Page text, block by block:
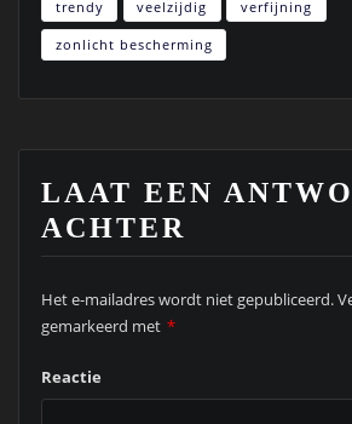
trendy veelzijdig verfijning
zonlicht bescherming
LAAT EEN
ACHTER
Het e-mailadres wordt niet gepubliceerd.
gemarkeerd met *
Reactie